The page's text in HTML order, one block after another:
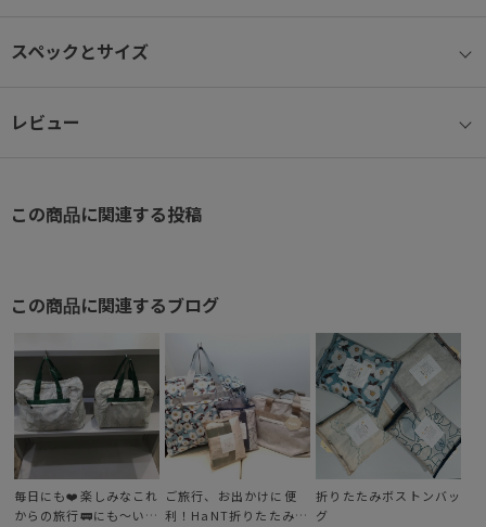
ココント スーツケースシリーズと連動した柄展開なので、一緒に使
●チュールポーチが付属
スーツケースなどのプルドライブハンドルに固定し、走行時にバッ
グのふらつきを防ぐベルト付き。
●ポケット
内側には大きめの吊りポケット、外側にはファスナーポケット、サ
イドポケットを配置。
スペックとサイズ
レビュー
この商品に関連する投稿
この商品に関連するブログ
毎日にも❤️楽しみなこれ
からの旅行🚃にも〜いつ
ご旅行、お出かけに便
利！HaNT折りたたみバ
折りたたみボストンバッ
グ